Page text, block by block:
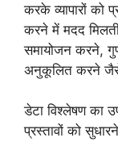
करके व्यापारों को
करने में मदद
समायोजन करने,
अनुकूलित करने जैसे
डेटा विश्लेषण का
प्रस्तावों को